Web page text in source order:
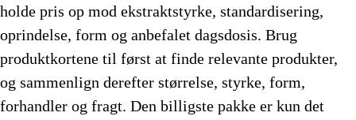
holde pris op mod ekstraktstyrke, standardisering,
oprindelse, form og anbefalet dagsdosis. Brug
produktkortene til først at finde relevante produkter,
og sammenlign derefter størrelse, styrke, form,
forhandler og fragt. Den billigste pakke er kun det